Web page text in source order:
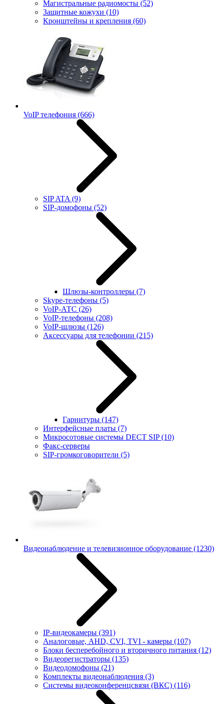
Магистральные радиомосты (52)
Защитные кожухи (10)
Кронштейны и крепления (60)
VoIP телефония (666)
SIP ATA (9)
SIP-домофоны (52)
Шлюзы-контроллеры (7)
Skype-телефоны (5)
VoIP-АТС (26)
VoIP-телефоны (208)
VoIP-шлюзы (126)
Аксессуары для телефонии (215)
Гарнитуры (147)
Интерфейсные платы (7)
Микросотовые системы DECT SIP(10)
Факс-серверы
SIP-громкоговорители (5)
Видеонаблюдение и телевизионное оборудование (1230)
IP-видеокамеры (391)
Аналоговые, AHD, CVI, TVI - камеры (107)
Блоки бесперебойного и вторичного питания (12)
Видеорегистраторы (135)
Видеодомофоны (21)
Комплекты видеонаблюдения (3)
Системы видеоконференцсвязи (ВКС) (116)